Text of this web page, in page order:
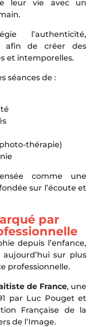
leur vie avec un
l’authenticité,
afin de créer des
et intemporelles.
séances de :
thérapie)
comme une
sur l’écoute et
par
depuis l’enfance,
aujourd’hui sur plus
professionnelle.
de France, une
par Luc Pouget et
Française de la
de l’Image.